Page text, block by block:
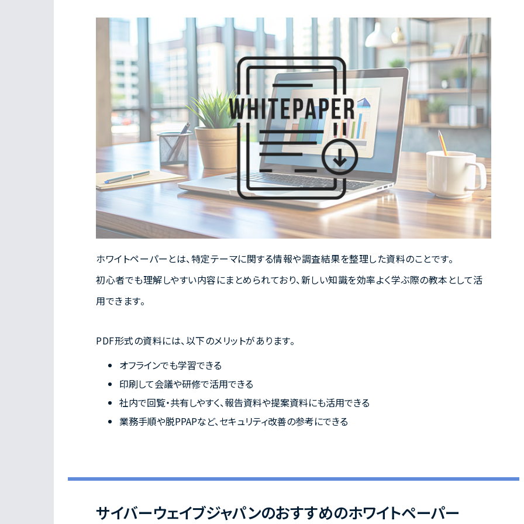
ホワイトペーパーとは、特定テーマに関する情報や調査結果を整理した資料のことです。
初心者でも理解しやすい内容にまとめられており、新しい知識を効率よく学ぶ際の教本として活
用できます。
PDF形式の資料には、以下のメリットがあります。
オフラインでも学習できる
印刷して会議や研修で活用できる
社内で回覧・共有しやすく、報告資料や提案資料にも活用できる
業務手順や脱PPAPなど、セキュリティ改善の参考にできる
サイバーウェイブジャパンのおすすめのホワイトペーパー